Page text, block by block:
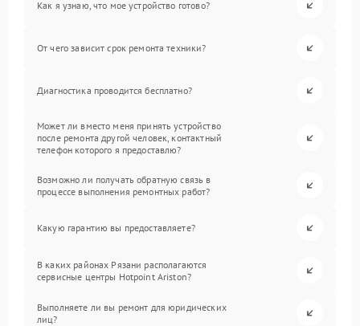
Как я узнаю, что мое устройство готово?
От чего зависит срок ремонта техники?
Диагностика проводится бесплатно?
Может ли вместо меня принять устройство
после ремонта другой человек, контактный
телефон которого я предоставлю?
Возможно ли получать обратную связь в
процессе выполнения ремонтных работ?
Какую гарантию вы предоставляете?
В каких районах Рязани располагаются
сервисные центры Hotpoint Ariston?
Выполняете ли вы ремонт для юридических
лиц?